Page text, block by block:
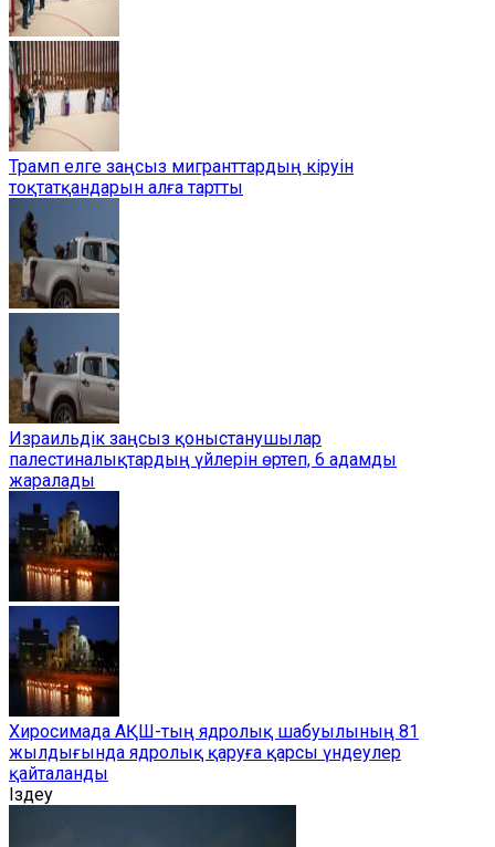
Трамп елге заңсыз мигранттардың кіруін
тоқтатқандарын алға тартты
Израильдік заңсыз қоныстанушылар
палестиналықтардың үйлерін өртеп, 6 адамды
жаралады
Хиросимада АҚШ-тың ядролық шабуылының 81
жылдығында ядролық қаруға қарсы үндеулер
қайталанды
Іздеу